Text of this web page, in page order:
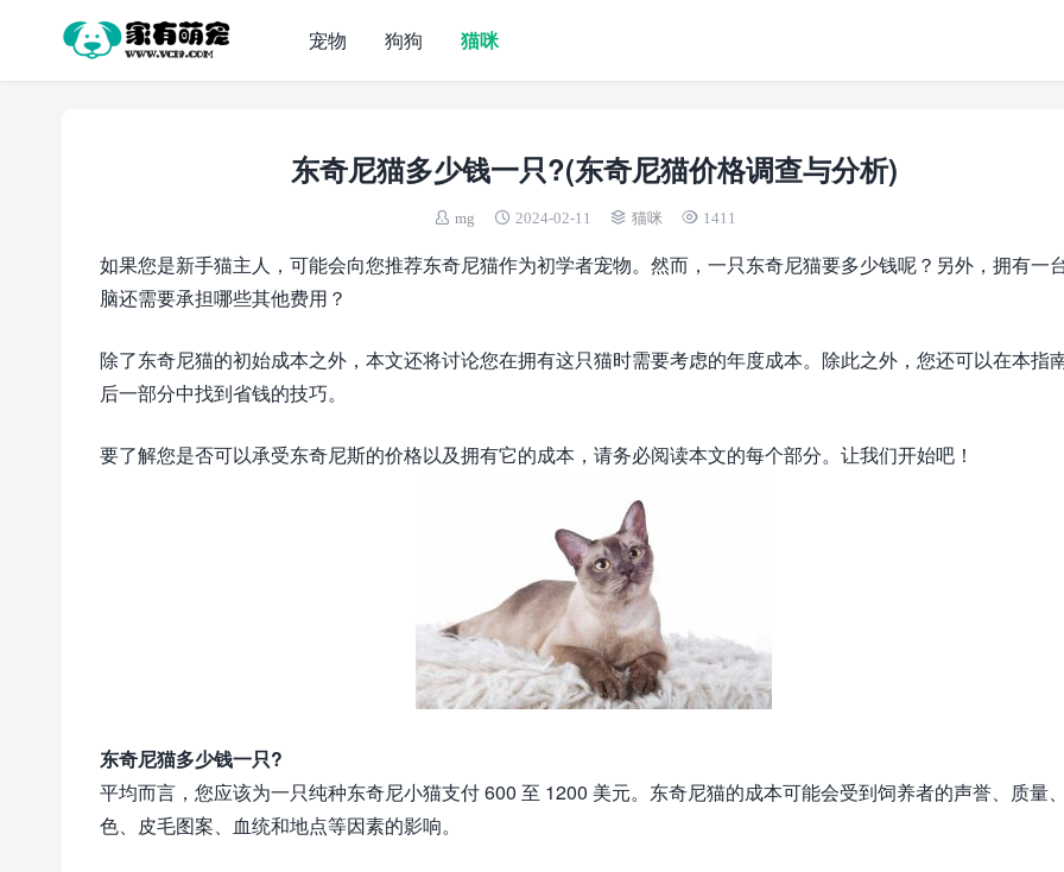
宠物 狗狗 猫咪
东奇尼猫多少钱一只?(东奇尼猫价格调查与分析)
mg 2024-02-11 猫咪 1411
如果您是新手猫主人，可能会向您推荐东奇尼猫作为初学者宠物。然而，一只东奇尼猫要多少钱呢？另外，拥有一
脑还需要承担哪些其他费用？
除了东奇尼猫的初始成本之外，本文还将讨论您在拥有这只猫时需要考虑的年度成本。除此之外，您还可以在本指
后一部分中找到省钱的技巧。
要了解您是否可以承受东奇尼斯的价格以及拥有它的成本，请务必阅读本文的每个部分。让我们开始吧！
东奇尼猫多少钱一只?
平均而言，您应该为一只纯种东奇尼小猫支付 600 至 1200 美元。东奇尼猫的成本可能会受到饲养者的声誉、质量
色、皮毛图案、血统和地点等因素的影响。